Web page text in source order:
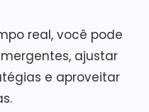
real, você pode
ajustar
e aproveitar